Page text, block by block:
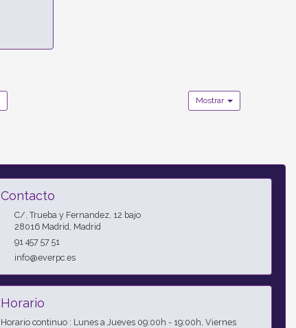
Mostrar
Contacto
C/. Trueba y Fernandez, 12 bajo
28016 Madrid, Madrid
91 457 57 51
info@everpc.es
Horario
Horario continuo : Lunes a Jueves 09:00h - 19:00h, Viernes